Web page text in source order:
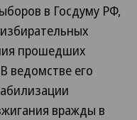
в Госдуму РФ,
прошедших
ведомстве его
вражды в